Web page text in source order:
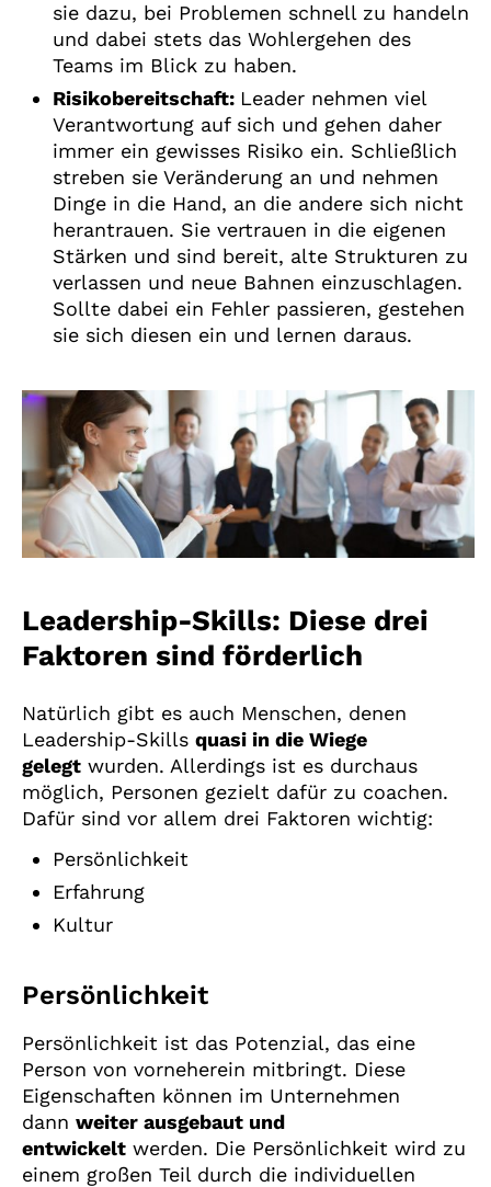
sie dazu, bei Problemen schnell zu handeln
und dabei stets das Wohlergehen des
Teams im Blick zu haben.
Risikobereitschaft: Leader nehmen viel
Verantwortung auf sich und gehen daher
immer ein gewisses Risiko ein. Schließlich
streben sie Veränderung an und nehmen
Dinge in die Hand, an die andere sich nicht
herantrauen. Sie vertrauen in die eigenen
Stärken und sind bereit, alte Strukturen zu
verlassen und neue Bahnen einzuschlagen.
Sollte dabei ein Fehler passieren, gestehen
sie sich diesen ein und lernen daraus.
Leadership-Skills: Diese drei
Faktoren sind förderlich
Natürlich gibt es auch Menschen, denen
Leadership-Skills quasi in die Wiege
gelegt wurden. Allerdings ist es durchaus
möglich, Personen gezielt dafür zu coachen.
Dafür sind vor allem drei Faktoren wichtig:
Persönlichkeit
Erfahrung
Kultur
Persönlichkeit
Persönlichkeit ist das Potenzial, das eine
Person von vorneherein mitbringt. Diese
Eigenschaften können im Unternehmen
dann weiter ausgebaut und
entwickelt werden. Die Persönlichkeit wird zu
einem großen Teil durch die individuellen